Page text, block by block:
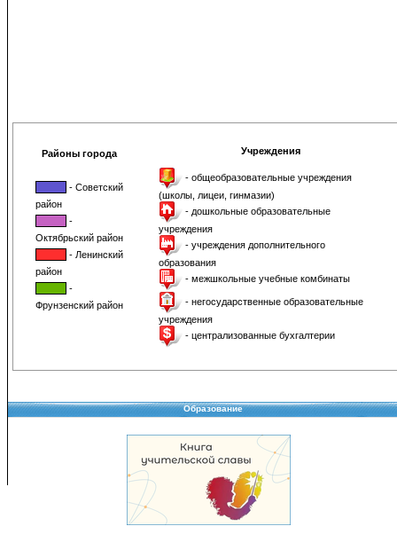
Районы города
- Советский
район
-
Октябрьский район
- Ленинский
район
-
Фрунзенский район
Учреждения
- общеобразовательные учреждения
(школы, лицеи, гинмазии)
- дошкольные образовательные
учреждения
- учреждения дополнительного
образования
- межшкольные учебные комбинаты
- негосударственные образовательные
учреждения
- централизованные бухгалтерии
Образование
Copyright © 2008-2026 Управление образования
Перепечатка и использование материалов возможны только с разрешения
образования.
103,970,866 уникальных посетителей